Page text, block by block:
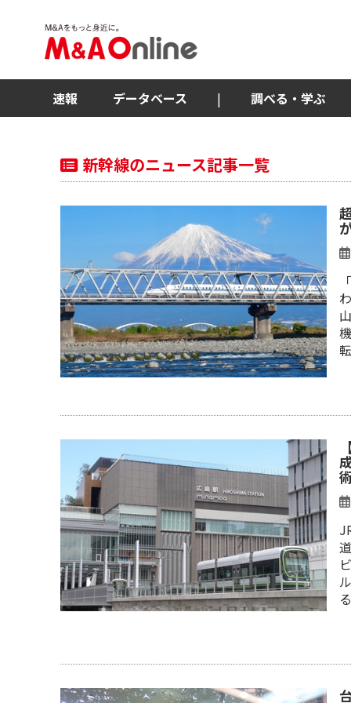
速報 データベース | 調べる・学ぶ
新幹線のニュース記事一覧